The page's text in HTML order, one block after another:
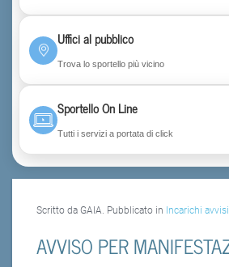
Uffici al pubblico
Trova lo sportello più vicino
Sportello On Line
Tutti i servizi a portata di click
Scritto da GAIA. Pubblicato in Incarichi avvisi
AVVISO PER